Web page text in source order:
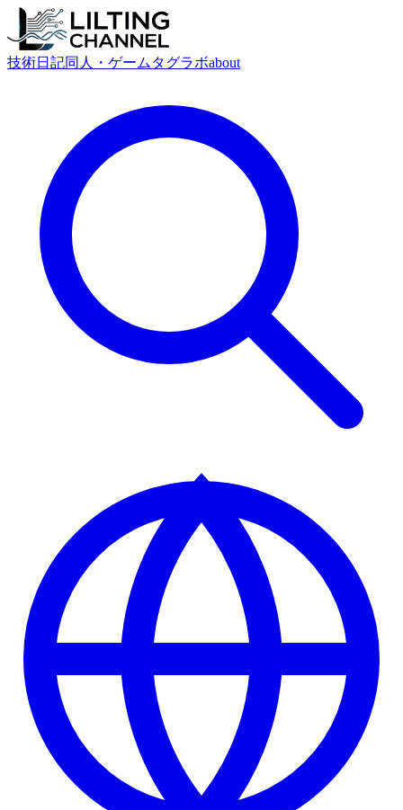
技術日記同人・ゲーム タグラボabout